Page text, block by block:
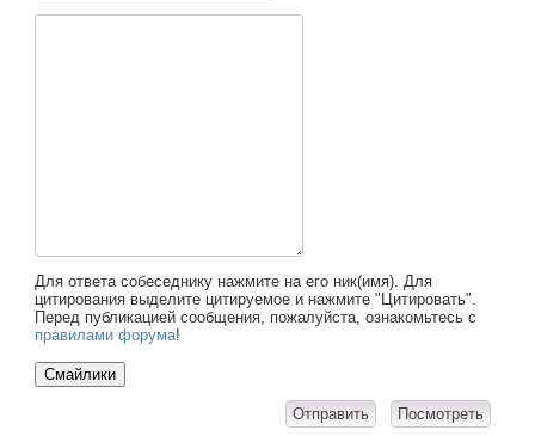
Для ответа собеседнику нажмите на его ник(имя). Для
цитирования выделите цитируемое и нажмите "Цитировать".
Перед публикацией сообщения, пожалуйста, ознакомьтесь с
правилами форума!